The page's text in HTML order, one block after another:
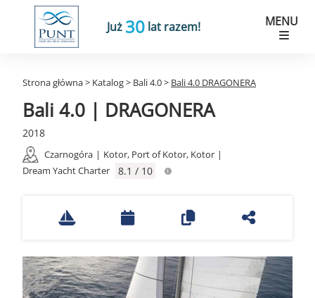
Już 30 lat razem! MENU
Strona główna> Katalog> Bali 4.0> Bali 4.0 DRAGONERA
Bali 4.0 | DRAGONERA
2018
Czarnogóra | Kotor, Port of Kotor, Kotor |
Dream Yacht Charter
8.1 / 10